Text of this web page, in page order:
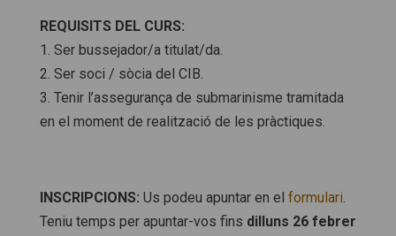
REQUISITS DEL CURS:
1. Ser bussejador/a titulat/da.
2. Ser soci / sòcia del CIB.
3. Tenir l’assegurança de submarinisme tramitada
en el moment de realització de les pràctiques.
INSCRIPCIONS: Us podeu apuntar en el formulari.
Teniu temps per apuntar-vos fins dilluns 26 febrer